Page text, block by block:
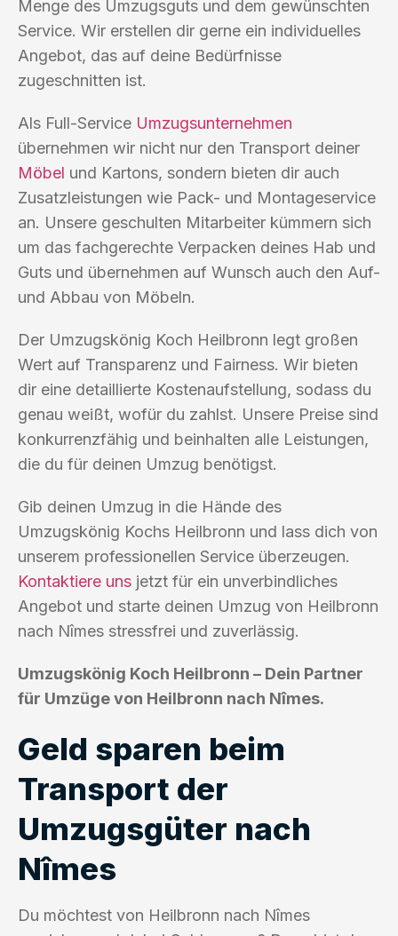
Menge des Umzugsguts und dem gewünschten
Service. Wir erstellen dir gerne ein individuelles
Angebot, das auf deine Bedürfnisse
zugeschnitten ist.
Als Full-Service Umzugsunternehmen
übernehmen wir nicht nur den Transport deiner
Möbel und Kartons, sondern bieten dir auch
Zusatzleistungen wie Pack- und Montageservice
an. Unsere geschulten Mitarbeiter kümmern sich
um das fachgerechte Verpacken deines Hab und
Guts und übernehmen auf Wunsch auch den Auf-
und Abbau von Möbeln.
Der Umzugskönig Koch Heilbronn legt großen
Wert auf Transparenz und Fairness. Wir bieten
dir eine detaillierte Kostenaufstellung, sodass du
genau weißt, wofür du zahlst. Unsere Preise sind
konkurrenzfähig und beinhalten alle Leistungen,
die du für deinen Umzug benötigst.
Gib deinen Umzug in die Hände des
Umzugskönig Kochs Heilbronn und lass dich von
unserem professionellen Service überzeugen.
Kontaktiere uns jetzt für ein unverbindliches
Angebot und starte deinen Umzug von Heilbronn
nach Nîmes stressfrei und zuverlässig.
Umzugskönig Koch Heilbronn – Dein Partner
für Umzüge von Heilbronn nach Nîmes.
Geld sparen beim
Transport der
Umzugsgüter nach
Nîmes
Du möchtest von Heilbronn nach Nîmes